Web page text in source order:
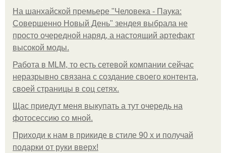
На шанхайской премьере "Человека - Паука:
Совершенно Новый День" зендея выбрала не
просто очередной наряд, а настоящий артефакт
высокой моды.
Работа в MLM, то есть сетевой компании сейчас
неразрывно связана с создание своего контента,
своей страницы в соц сетях.
Щас приедут меня выкупать а тут очередь на
фотосессию со мной.
Приходи к нам в прикиде в стиле 90 х и получай
подарки от руки вверх!